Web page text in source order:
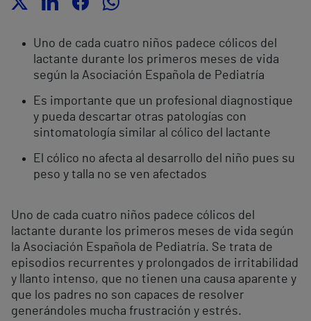
Uno de cada cuatro niños padece cólicos del
lactante durante los primeros meses de vida
según la Asociación Española de Pediatría
Es importante que un profesional diagnostique
y pueda descartar otras patologías con
sintomatología similar al cólico del lactante
El cólico no afecta al desarrollo del niño pues su
peso y talla no se ven afectados
Uno de cada cuatro niños padece cólicos del
lactante durante los primeros meses de vida según
la Asociación Española de Pediatría. Se trata de
episodios recurrentes y prolongados de irritabilidad
y llanto intenso, que no tienen una causa aparente y
que los padres no son capaces de resolver
generándoles mucha frustración y estrés.